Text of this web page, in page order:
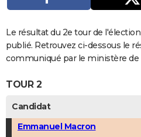
Dictionnaire
Biographies
Expressions
Proverbes
PROGRAMME TV
COPAINS D'AVANT
Se connecter
Collèges
Universités
Entreprises
Service militaire
Avis de recherche
AVIS DE DÉCÈS
FORUM
Bricolage
Culture
Television
Voyage
Le résultat du 2e tour de
publié. Retrouvez ci-dessous le
communiqué par le ministère de
TOUR 2
Candidat
Emmanuel Macron